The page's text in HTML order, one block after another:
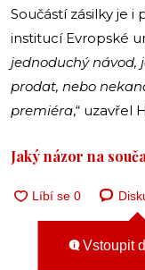
Součástí zásilky je
institucí Evropské
jednoduchý návod,
prodat, nebo
premiéra,“ uzavřel
Jaký názor na
Vstoupit